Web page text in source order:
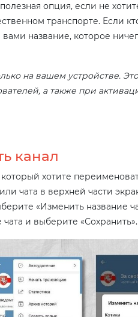
опция, если не
транспорте. Если
название, которое
на вашем устройстве.
а также при
канал
хотите
чата в верхней части
«Изменить название
и выберите «Сохранить».